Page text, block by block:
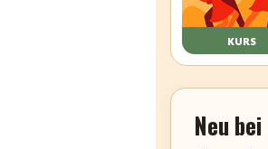
KURS
Neu